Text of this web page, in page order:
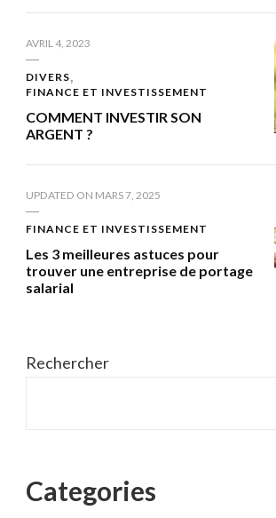
AVRIL 4, 2023
DIVERS
FINANCE ET INVESTISSEMENT
COMMENT INVESTIR SON
ARGENT ?
UPDATED ON MARS 7, 2025
FINANCE ET INVESTISSEMENT
Les 3 meilleures astuces pour
trouver une entreprise de portage
salarial
Rechercher
Categories